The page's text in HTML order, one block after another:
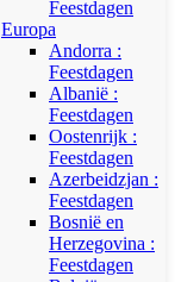
Feestdagen
Europa
Andorra :
Feestdagen
Albanië :
Feestdagen
Oostenrijk :
Feestdagen
Azerbeidzjan :
Feestdagen
Bosnië en
Herzegovina :
Feestdagen